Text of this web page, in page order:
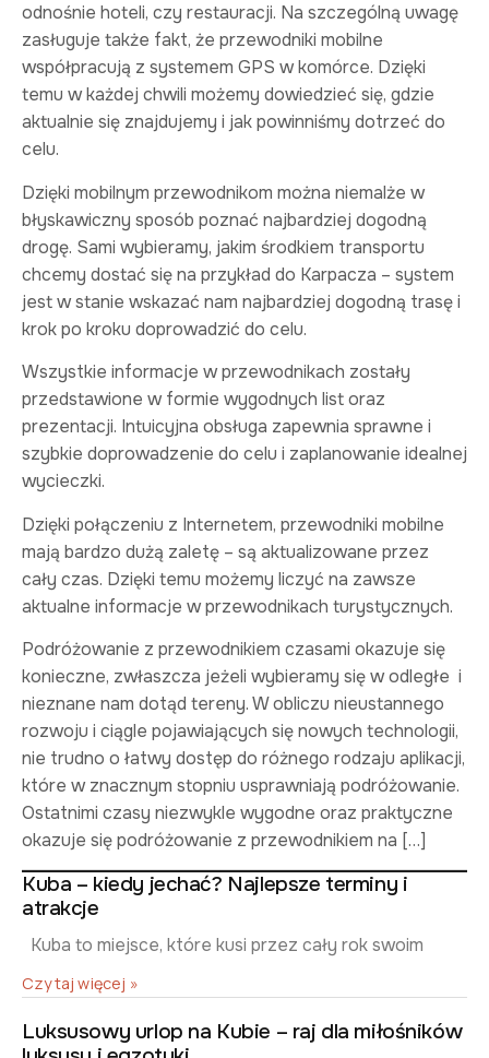
odnośnie hoteli, czy restauracji. Na szczególną uwagę
zasługuje także fakt, że przewodniki mobilne
współpracują z systemem GPS w komórce. Dzięki
temu w każdej chwili możemy dowiedzieć się, gdzie
aktualnie się znajdujemy i jak powinniśmy dotrzeć do
celu.
Dzięki mobilnym przewodnikom można niemalże w
błyskawiczny sposób poznać najbardziej dogodną
drogę. Sami wybieramy, jakim środkiem transportu
chcemy dostać się na przykład do Karpacza – system
jest w stanie wskazać nam najbardziej dogodną trasę i
krok po kroku doprowadzić do celu.
Wszystkie informacje w przewodnikach zostały
przedstawione w formie wygodnych list oraz
prezentacji. Intuicyjna obsługa zapewnia sprawne i
szybkie doprowadzenie do celu i zaplanowanie idealnej
wycieczki.
Dzięki połączeniu z Internetem, przewodniki mobilne
mają bardzo dużą zaletę – są aktualizowane przez
cały czas. Dzięki temu możemy liczyć na zawsze
aktualne informacje w przewodnikach turystycznych.
Podróżowanie z przewodnikiem czasami okazuje się
konieczne, zwłaszcza jeżeli wybieramy się w odległe i
nieznane nam dotąd tereny. W obliczu nieustannego
rozwoju i ciągle pojawiających się nowych technologii,
nie trudno o łatwy dostęp do różnego rodzaju aplikacji,
które w znacznym stopniu usprawniają podróżowanie.
Ostatnimi czasy niezwykle wygodne oraz praktyczne
okazuje się podróżowanie z przewodnikiem na […]
Kuba – kiedy jechać? Najlepsze terminy i
atrakcje
Kuba to miejsce, które kusi przez cały rok swoim
Czytaj więcej »
Luksusowy urlop na Kubie – raj dla miłośników